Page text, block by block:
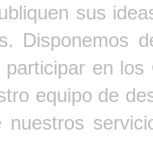
sus
Disponemos
en
equipo de
nuestros